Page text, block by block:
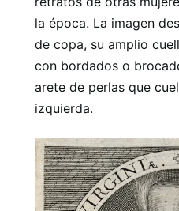
la época. La imagen
de copa, su amplio
con bordados o
arete de perlas que
izquierda.